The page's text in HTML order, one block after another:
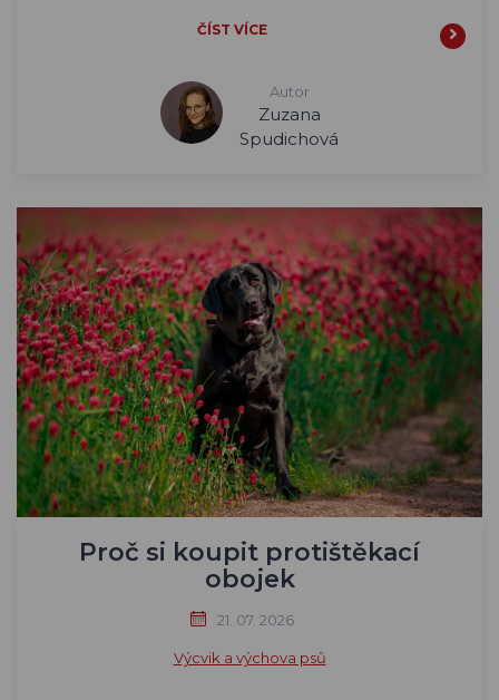
ČÍST VÍCE
Autor
Zuzana
Spudichová
Proč si koupit protištěkací
obojek
21. 07. 2026
Výcvik a výchova psů